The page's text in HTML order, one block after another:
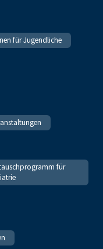
für Jugendliche
für